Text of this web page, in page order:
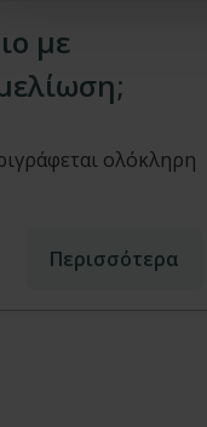
με
ολόκληρη
Περισσότερα